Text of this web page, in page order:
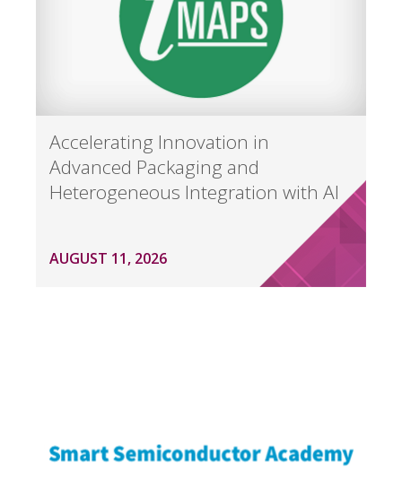
Accelerating Innovation in
Advanced Packaging and
Heterogeneous Integration with AI
AUGUST 11, 2026